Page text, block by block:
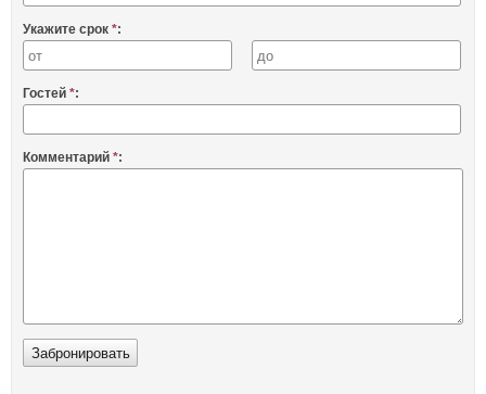
Укажите срок *:
Гостей *:
Комментарий *: